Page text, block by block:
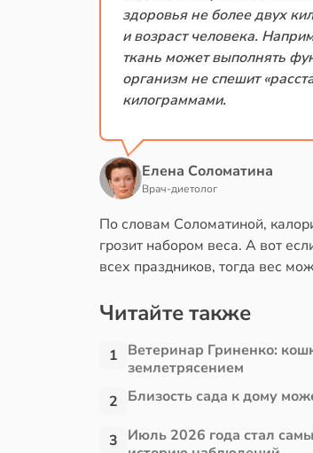
здоровья не более двух
и возраст человека.
ткань может выполнять
организм не спешит
килограммами.
Елена Соломатина
Врач-диетолог
По словам Соломатиной,
грозит набором веса. А вот
всех праздников, тогда вес
Читайте также
1 Ветеринар Гриненко:
землетрясением
2 Близость сада к дому
3 Июль 2026 года стал